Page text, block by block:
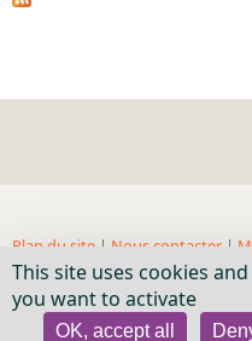
Plan du site | Nous contacter |
| BnF, 2018- ...
This site uses cookies
you want to activate
OK, accept all